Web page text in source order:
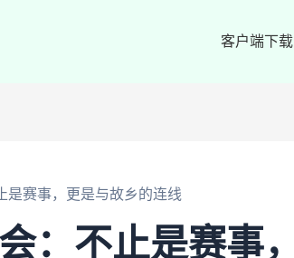
客户端下载
是赛事，更是与故乡的连线
：不止是赛事，